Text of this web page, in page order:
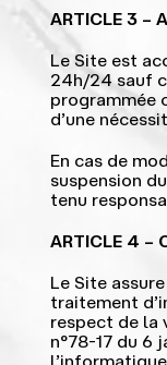
ARTICLE 3 –
Le Site est
24h/24 sauf
programmée
d’une
En cas de
suspension
tenu
ARTICLE 4 –
Le Site
traitement
respect de la
n°78-17 du 6